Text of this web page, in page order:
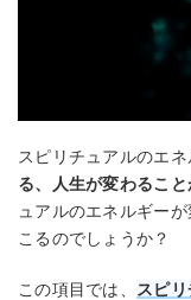
スピリチュアルのエネ
る、人生が変わること
ュアルのエネルギー
こるのでしょうか？
この項目では、
スピ